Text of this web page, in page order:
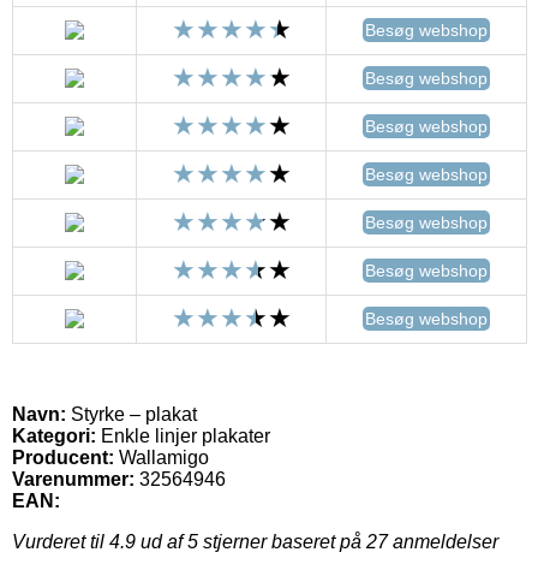
Besøg webshop
Besøg webshop
Besøg webshop
Besøg webshop
Besøg webshop
Besøg webshop
Besøg webshop
Navn: Styrke – plakat
Kategori: Enkle linjer plakater
Producent: Wallamigo
Varenummer: 32564946
EAN:
Vurderet til 4.9 ud af 5 stjerner baseret på 27anmeldelser